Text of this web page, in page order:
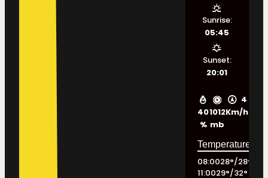
40
%
1012
mb
4
Km/h
Sunrise:
05:45
Sunset:
20:01
08:0028°/28°
11:0029°/32°